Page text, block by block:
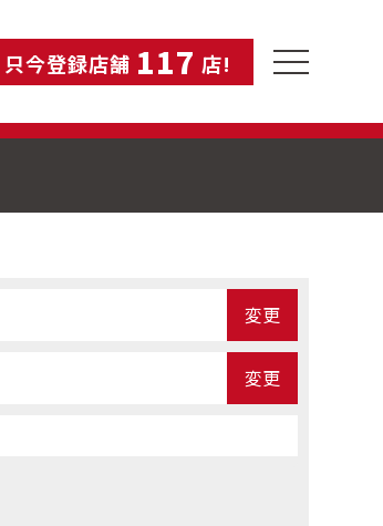
只今登録店舗 117 店! toggle
navigation
変更
変更